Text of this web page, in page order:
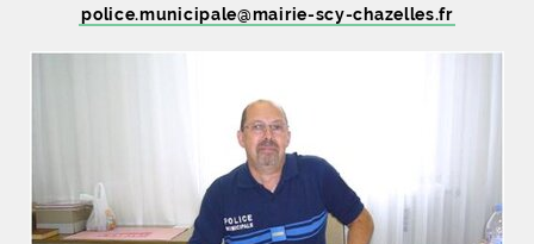
police.municipale@mairie-scy-chazelles.fr